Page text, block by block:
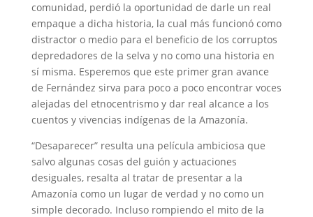
comunidad, perdió la oportunidad de darle un real
empaque a dicha historia, la cual más funcionó como
distractor o medio para el beneficio de los corruptos
depredadores de la selva y no como una historia en
sí misma. Esperemos que este primer gran avance
de Fernández sirva para poco a poco encontrar voces
alejadas del etnocentrismo y dar real alcance a los
cuentos y vivencias indígenas de la Amazonía.
“Desaparecer” resulta una película ambiciosa que
salvo algunas cosas del guión y actuaciones
desiguales, resalta al tratar de presentar a la
Amazonía como un lugar de verdad y no como un
simple decorado. Incluso rompiendo el mito de la